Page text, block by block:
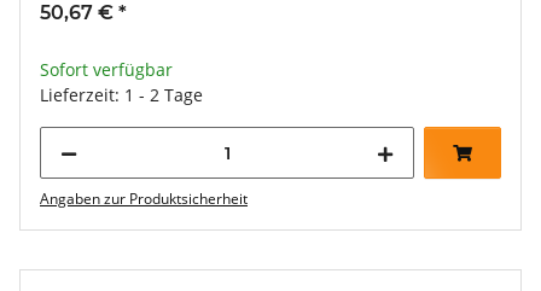
50,67 € *
Sofort verfügbar
Lieferzeit: 1 - 2 Tage
Angaben zur Produktsicherheit